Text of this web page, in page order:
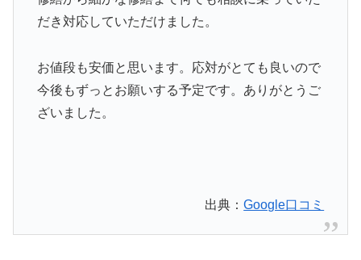
だき対応していただけました。
お値段も安価と思います。応対がとても良いので
今後もずっとお願いする予定です。ありがとうご
ざいました。
出典：Google口コミ